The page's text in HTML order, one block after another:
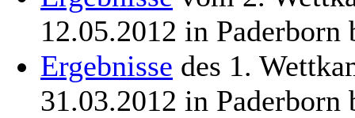
12.05.2012 in
Ergebnisse des 1.
31.03.2012 in